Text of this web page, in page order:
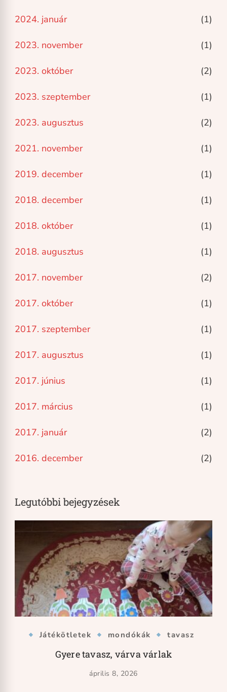
2024. január (1)
2023. november (1)
2023. október (2)
2023. szeptember (1)
2023. augusztus (2)
2021. november (1)
2019. december (1)
2018. december (1)
2018. október (1)
2018. augusztus (1)
2017. november (2)
2017. október (1)
2017. szeptember (1)
2017. augusztus (1)
2017. június (1)
2017. március (1)
2017. január (2)
2016. december (2)
Legutóbbi bejegyzések
Játékötletek mondókák tavasz
Gyere tavasz, várva várlak
április 8, 2026